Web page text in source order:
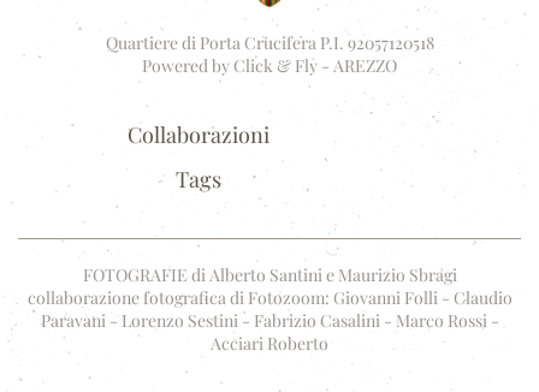
Quartiere di Porta Crucifera P.I. 92057120518
Powered byClick & Fly - AREZZO
Collaborazioni
Tags
FOTOGRAFIE di Alberto Santini e Maurizio Sbragi
collaborazione fotografica di Fotozoom: Giovanni Folli - Claudio
Paravani - Lorenzo Sestini - Fabrizio Casalini - Marco Rossi -
Acciari Roberto